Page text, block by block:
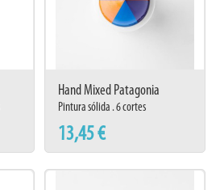
Hand Mixed Patagonia
Pintura sólida . 6 cortes
13,45 €